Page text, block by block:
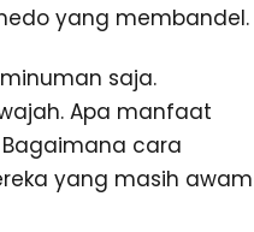
yang membandel.
saja.
Apa manfaat
cara
yang masih awam